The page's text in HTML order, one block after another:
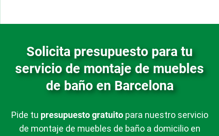
Solicita presupuesto para tu
servicio de montaje de muebles
de baño en Barcelona
Pide tu presupuesto gratuitopara nuestro servicio
de montaje de muebles de baño a domicilio en